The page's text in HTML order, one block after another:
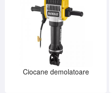
Ciocane demolatoare